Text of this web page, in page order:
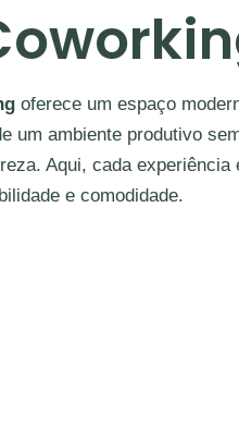
oferece um espaço
um ambiente produtivo
Aqui, cada experiência
e comodidade.